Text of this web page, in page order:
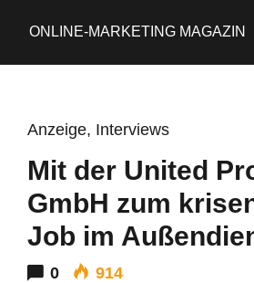
ONLINE-MARKETING MAGAZIN
Anzeige, Interviews
Mit der United
GmbH zum
Job im
0 914